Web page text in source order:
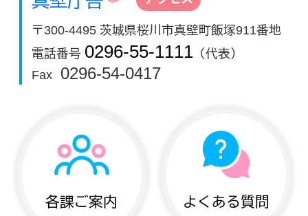
〒300-4495 茨城県桜川市真壁町飯塚911番地
電話番号 0296-55-1111 （代表）
Fax
0296-54-0417
各課ご案内 よくある質問